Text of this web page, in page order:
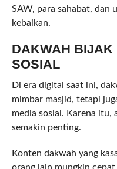
SAW, para sahabat, dan
kebaikan.
DAKWAH BIJAK
SOSIAL
Di era digital saat ini,
mimbar masjid, tetapi
media sosial. Karena itu,
semakin penting.
Konten dakwah yang
orang lain mungkin